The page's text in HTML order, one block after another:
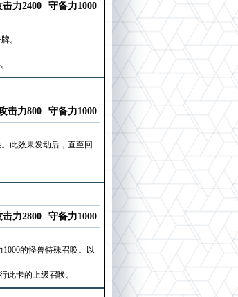
击力2400 守备力1000
。
击力800 守备力1000
此效果发动后，直至回
击力2800 守备力1000
的怪兽特殊召唤。以
此卡的上级召唤。